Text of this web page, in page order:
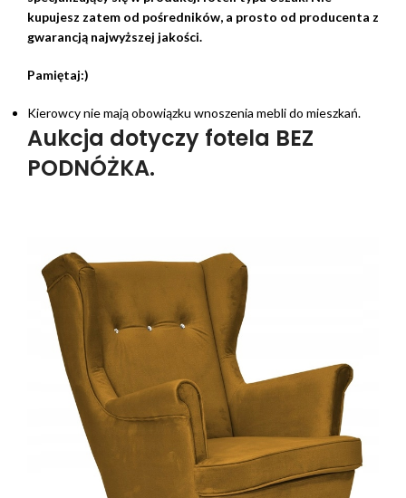
kupujesz zatem od pośredników, a prosto od producenta z
gwarancją najwyższej jakości.
Pamiętaj:)
Kierowcy nie mają obowiązku wnoszenia mebli do mieszkań.
Aukcja dotyczy fotela BEZ
PODNÓŻKA.